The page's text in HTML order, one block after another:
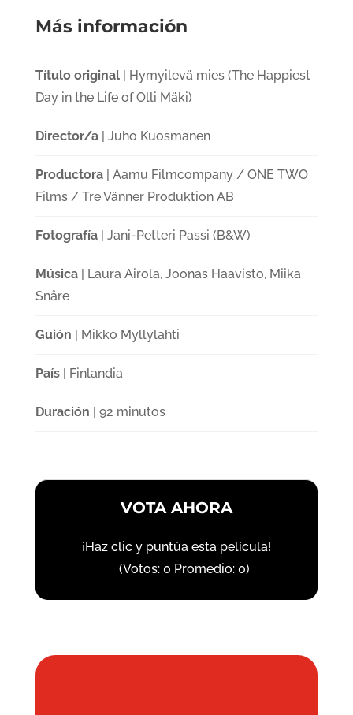
Más información
Título original| Hymyilevä mies (The Happiest
Day in the Life of Olli Mäki)
Director/a| Juho Kuosmanen
Productora| Aamu Filmcompany / ONE TWO
Films / Tre Vänner Produktion AB
Fotografía| Jani-Petteri Passi (B&W)
Música| Laura Airola, Joonas Haavisto, Miika
Snåre
Guión | Mikko Myllylahti
País| Finlandia
Duración | 92 minutos
VOTA AHORA
¡Haz clic y puntúa esta película!
(Votos: 0 Promedio: 0)